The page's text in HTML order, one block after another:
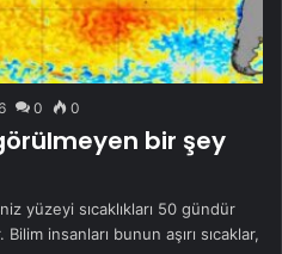
0 0
bir şey
yüzeyi sıcaklıkları 50 gündür
insanları bunun aşırı sıcaklar,